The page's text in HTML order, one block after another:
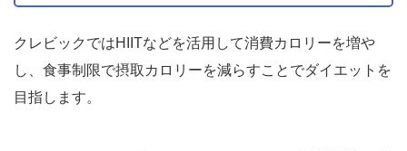
クレビックではHIITなどを活用して消費カロリーを増や
し、食事制限で摂取カロリーを減らすことでダイエットを
目指します。